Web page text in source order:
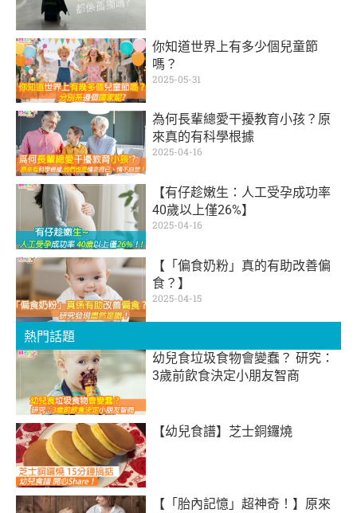
你知道世界上有多少個兒童節
嗎？
2025-05-31
為何長輩總愛干擾教育小孩？原
來真的有科學根據
2025-04-16
【有仔趁嫩生：人工受孕成功率
40歲以上僅26%】
2025-04-16
【「偏食奶粉」真的有助改善偏
食？】
2025-04-15
熱門話題
幼兒食垃圾食物會變蠢？ 研究：
3歲前飲食決定小朋友智商
【幼兒食譜】芝士銅鑼燒
【「胎內記憶」超神奇！】原來